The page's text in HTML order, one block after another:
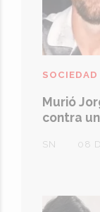
Murió
contra
SN
SOCIEDAD
08